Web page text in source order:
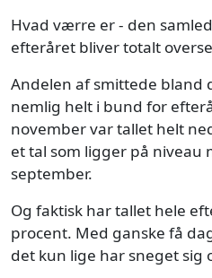
Hvad værre er - den
efteråret bliver totalt
Andelen af smittede bland
nemlig helt i bund for
november var tallet helt
et tal som ligger på niveau
september.
Og faktisk har tallet hele
procent. Med ganske få
det kun lige har sneget sig